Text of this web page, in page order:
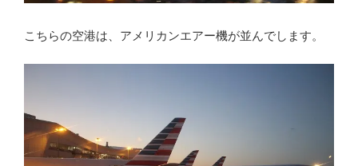
こちらの空港は、アメリカンエアー機が並んでします。